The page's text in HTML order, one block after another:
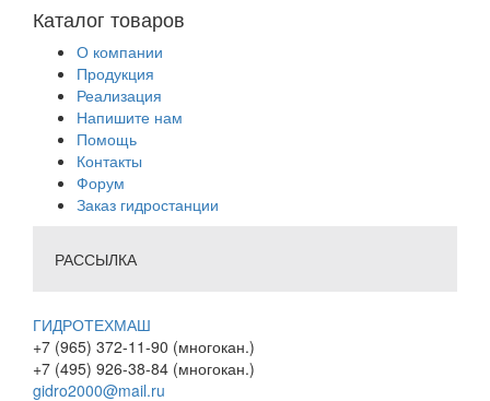
Каталог товаров
О компании
Продукция
Реализация
Напишите нам
Помощь
Контакты
Форум
Заказ гидростанции
РАССЫЛКА
ГИДРОТЕХМАШ
+7 (965) 372-11-90 (многокан.)
+7 (495) 926-38-84 (многокан.)
gidro2000@mail.ru